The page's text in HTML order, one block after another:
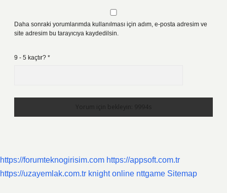
Daha sonraki yorumlarımda kullanılması için adım, e-posta adresim ve
site adresim bu tarayıcıya kaydedilsin.
9 - 5 kaçtır? *
https://forumteknogirisim.com https://appsoft.com.tr
https://uzayemlak.com.tr knight online nttgame Sitemap